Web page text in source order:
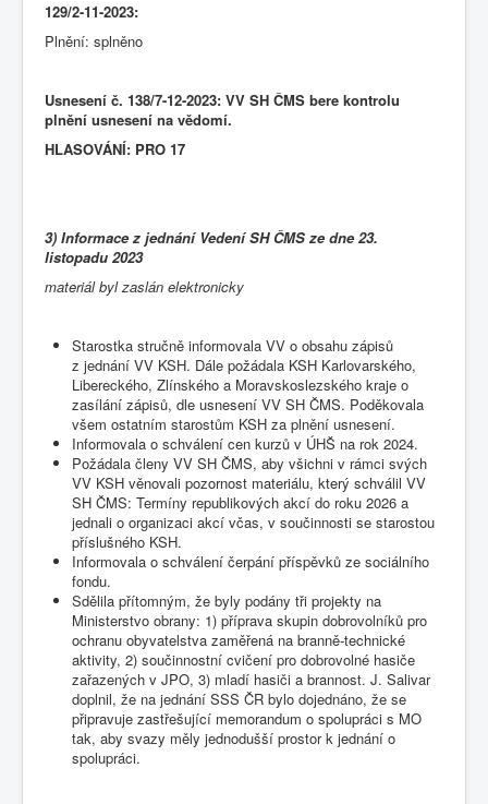
129/2-11-2023:
Plnění: splněno
Usnesení č. 138/7-12-2023: VV SH ČMS bere kontrolu
plnění usnesení na vědomí.
HLASOVÁNÍ: PRO 17
3) Informace z jednání Vedení SH ČMS ze dne 23.
listopadu 2023
materiál byl zaslán elektronicky
Starostka stručně informovala VV o obsahu zápisů
z jednání VV KSH. Dále požádala KSH Karlovarského,
Libereckého, Zlínského a Moravskoslezského kraje o
zasílání zápisů, dle usnesení VV SH ČMS. Poděkovala
všem ostatním starostům KSH za plnění usnesení.
Informovala o schválení cen kurzů v ÚHŠ na rok 2024.
Požádala členy VV SH ČMS, aby všichni v rámci svých
VV KSH věnovali pozornost materiálu, který schválil VV
SH ČMS: Termíny republikových akcí do roku 2026 a
jednali o organizaci akcí včas, v součinnosti se starostou
příslušného KSH.
Informovala o schválení čerpání příspěvků ze sociálního
fondu.
Sdělila přítomným, že byly podány tři projekty na
Ministerstvo obrany: 1) příprava skupin dobrovolníků pro
ochranu obyvatelstva zaměřená na branně-technické
aktivity, 2) součinnostní cvičení pro dobrovolné hasiče
zařazených v JPO, 3) mladí hasiči a brannost. J. Salivar
doplnil, že na jednání SSS ČR bylo dojednáno, že se
připravuje zastřešující memorandum o spolupráci s MO
tak, aby svazy měly jednodušší prostor k jednání o
spolupráci.